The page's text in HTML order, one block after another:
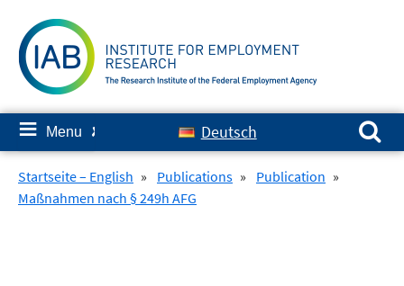
content
≡ Menu ✘ Deutsch
Search for:
Startseite – English » Publications » Publication »
Maßnahmen nach § 249h AFG